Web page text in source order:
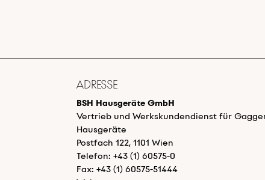
Adresse
BSH Hausgeräte GmbH
Vertrieb und Werkskundendienst für
Hausgeräte
Postfach 122, 1101 Wien
Telefon: +43 (1) 60575-0
Fax: +43 (1) 60575-51444